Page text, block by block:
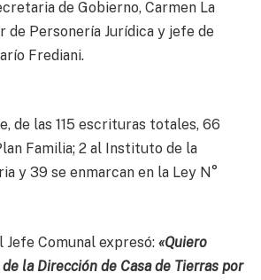
de Gobierno, Carmen La
de Personería Jurídica y jefe de
Frediani.
de las 115 escrituras totales, 66
Familia; 2 al Instituto de la
y 39 se enmarcan en la Ley N°
Jefe Comunal expresó: «Quiero
la Dirección de Casa de Tierras por